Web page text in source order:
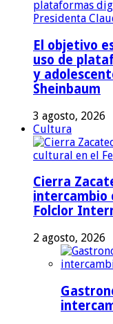
El objetivo
uso de
y
Sheinbaum
3 agosto, 2026
Cultura
Cierra
intercambio
Folclor
2 agosto, 2026